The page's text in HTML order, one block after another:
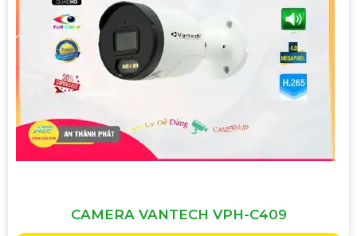
CAMERA VANTECH VPH-C409